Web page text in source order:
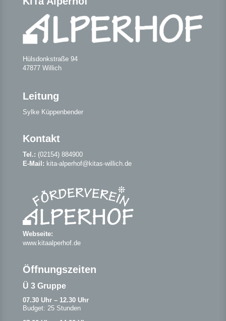
Hülsdonkstraße 94
47877 Willich
Leitung
Sylke Küppenbender
Kontakt
Tel.: (02154) 884900
E-Mail: kita-alperhof@kitas-willich.de
Webseite:
www.kitaalperhof.de
Öffnungszeiten
Ü 3 Gruppe
07.30 Uhr – 12.30 Uhr
Budget: 25 Stunden